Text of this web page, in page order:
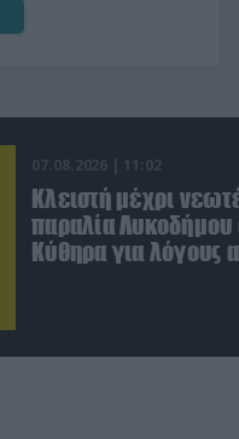
07.08.2026 | 11:02
Κλειστή μέχρι
παραλία Λυκοδήμου
Κύθηρα για λόγους